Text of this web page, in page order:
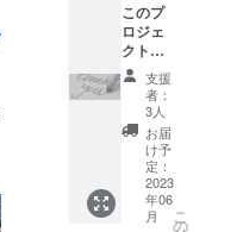
このプ
ロジェ
クトを
ただた
だ応援
したい
人向け
のリ
ターン
です。
オー
ナーの
支援
者：
3人
お届
け予
定：
2023
年06
月
こ
の